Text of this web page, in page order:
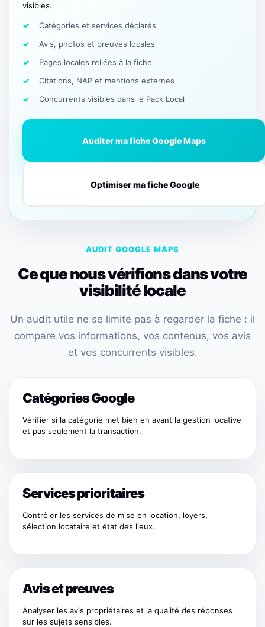
visibles.
Catégories et services déclarés
Avis, photos et preuves locales
Pages locales reliées à la fiche
Citations, NAP et mentions externes
Concurrents visibles dans le Pack Local
Auditer ma fiche Google Maps
Optimiser ma fiche Google
AUDIT GOOGLE MAPS
Ce que nous vérifions dans votre
visibilité locale
Un audit utile ne se limite pas à regarder la fiche : il
compare vos informations, vos contenus, vos avis
et vos concurrents visibles.
Catégories Google
Vérifier si la catégorie met bien en avant la gestion locative
et pas seulement la transaction.
Services prioritaires
Contrôler les services de mise en location, loyers,
sélection locataire et état des lieux.
Avis et preuves
Analyser les avis propriétaires et la qualité des réponses
sur les sujets sensibles.